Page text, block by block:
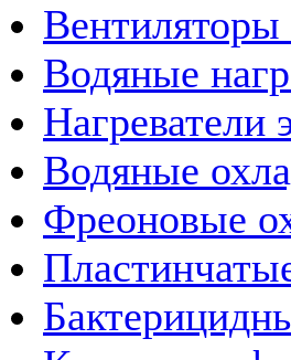
Водяные
Нагреватели
Водяные
Фреоновые